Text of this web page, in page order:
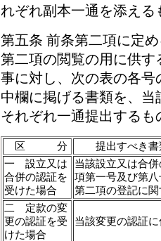
れぞれ副本一通を添える
第五条 前条第二項に定
第二項の閲覧の用に供
事に対し、次の表の各
中欄に掲げる書類を、
それぞれ一通提出するも
区 分
提出すべき書
一 設立又は
合併の認証を
受けた場合
当該設立又は合
項第一号及び第
第二項の登記に
二 定款の変
更の認証を受
けた場合
当該変更の認証